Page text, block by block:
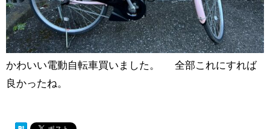
かわいい電動自転車買いました。 全部これにすれば
良かったね。